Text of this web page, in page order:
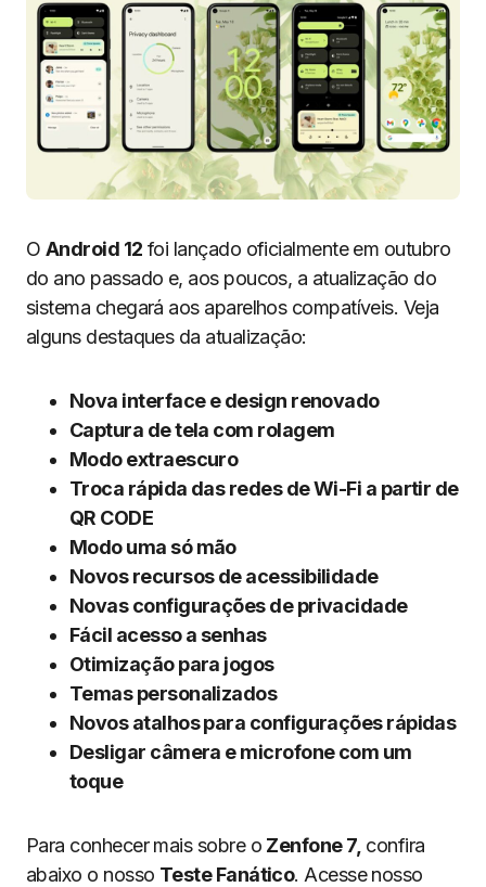
O Android 12 foi lançado oficialmente em outubro
do ano passado e, aos poucos, a atualização do
sistema chegará aos aparelhos compatíveis. Veja
alguns destaques da atualização:
Nova interface e design renovado
Captura de tela com rolagem
Modo extraescuro
Troca rápida das redes de Wi-Fi a partir de
QR CODE
Modo uma só mão
Novos recursos de acessibilidade
Novas configurações de privacidade
Fácil acesso a senhas
Otimização para jogos
Temas personalizados
Novos atalhos para configurações rápidas
Desligar câmera e microfone com um
toque
Para conhecer mais sobre o Zenfone 7, confira
abaixo o nosso Teste Fanático. Acesse nosso